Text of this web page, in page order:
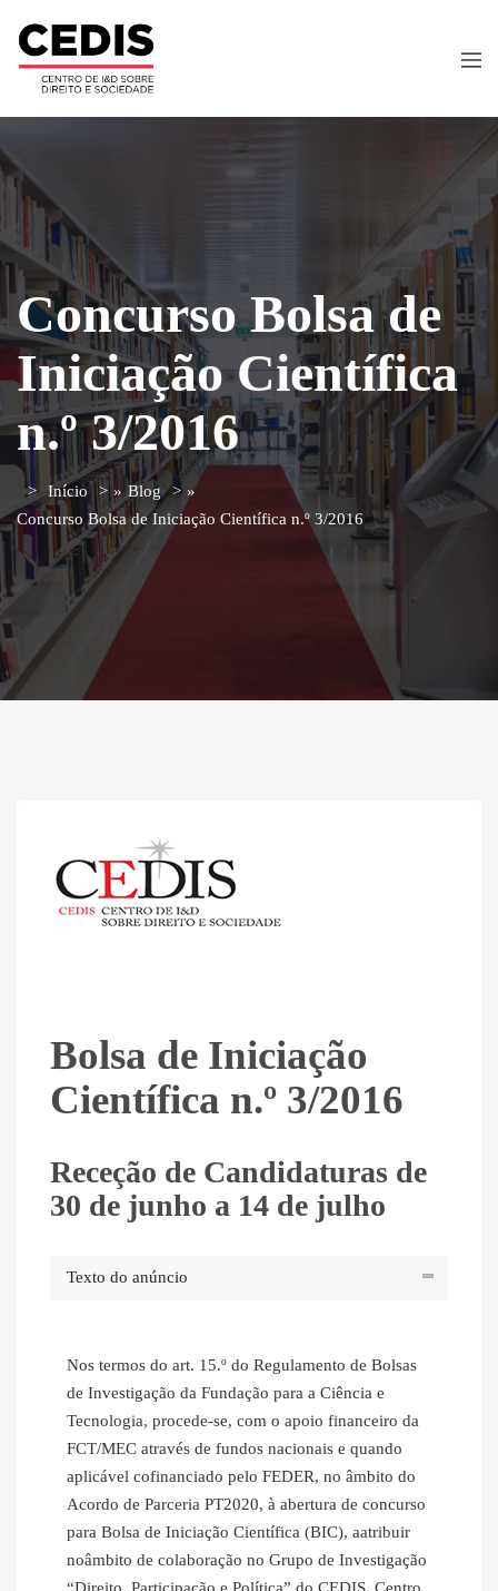
Concurso Bolsa de
Iniciação Científica
n.º 3/2016
Início » Blog
»
Concurso Bolsa de Iniciação Científica n.º 3/2016
Bolsa de Iniciação
Científica n.º 3/2016
Receção de Candidaturas de
30 de junho a 14 de julho
Texto do anúncio
Nos termos do art. 15.º do Regulamento de Bolsas
de Investigação da Fundação para a Ciência e
Tecnologia, procede-se, com o apoio financeiro da
FCT/MEC através de fundos nacionais e quando
aplicável cofinanciado pelo FEDER, no âmbito do
Acordo de Parceria PT2020, à abertura de concurso
para Bolsa de Iniciação Científica (BIC), aatribuir
noâmbito de colaboração no Grupo de Investigação